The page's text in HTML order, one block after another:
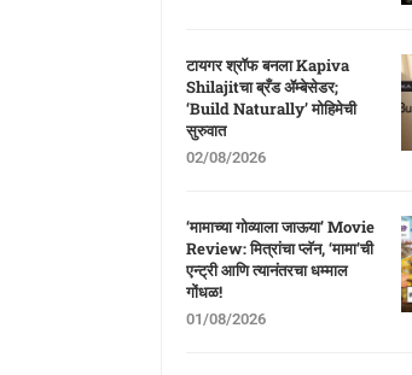
टायगर श्रॉफ बनला Kapiva
Shilajitचा ब्रँड ॲम्बेसेडर;
‘Build Naturally’ मोहिमेची
सुरुवात
02/08/2026
‘मामाच्या गोव्याला जाऊया’ Movie
Review: मित्रांचा प्लॅन, ‘मामा’ची
एन्ट्री आणि त्यानंतरचा धम्माल
गोंधळ!
01/08/2026